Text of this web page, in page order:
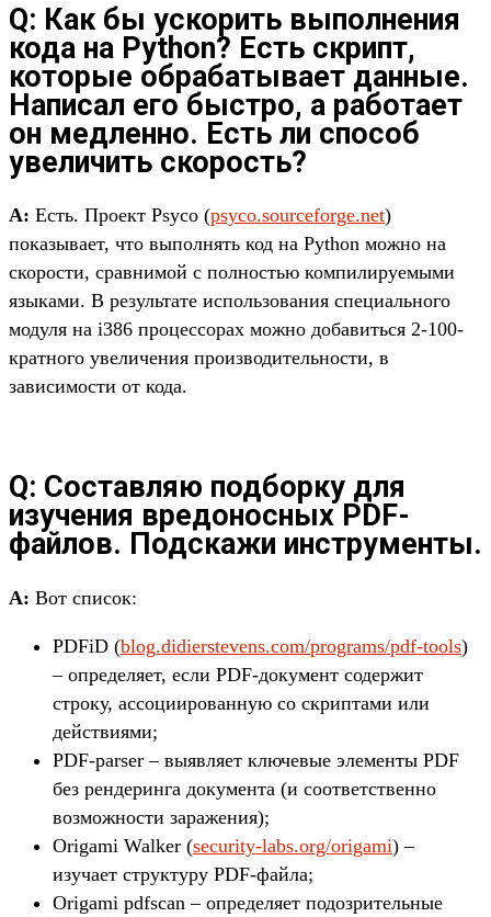
Q: Как бы ускорить выполнения
кода на Python? Есть скрипт,
которые обрабатывает данные.
Написал его быстро, а работает
он медленно. Есть ли способ
увеличить скорость?
A: Есть. Проект Psyco (psyco.sourceforge.net)
показывает, что выполнять код на Python можно на
скорости, сравнимой с полностью компилируемыми
языками. В результате использования специального
модуля на i386 процессорах можно добавиться 2-100-
кратного увеличения производительности, в
зависимости от кода.
Q: Составляю подборку для
изучения вредоносных PDF-
файлов. Подскажи инструменты.
A: Вот список:
PDFiD (blog.didierstevens.com/programs/pdf-tools)
– определяет, если PDF-документ содержит
строку, ассоциированную со скриптами или
действиями;
PDF-parser – выявляет ключевые элементы PDF
без рендеринга документа (и соответственно
возможности заражения);
Origami Walker (security-labs.org/origami) –
изучает структуру PDF-файла;
Origami pdfscan – определяет подозрительные